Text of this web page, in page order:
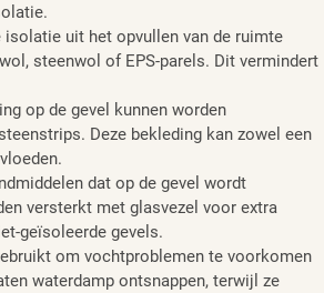
uit het opvullen van de ruimte
steenwol of EPS-parels. Dit vermindert
op de gevel kunnen worden
Deze bekleding kan zowel een
dat op de gevel wordt
versterkt met glasvezel voor extra
geïsoleerde gevels.
om vochtproblemen te voorkomen
waterdamp ontsnappen, terwijl ze